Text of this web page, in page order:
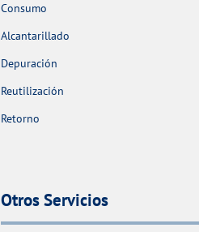
Consumo
Alcantarillado
Depuración
Reutilización
Retorno
Otros Servicios